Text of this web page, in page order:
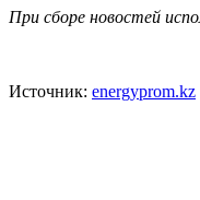
При сборе новостей
Источник: energyprom.kz